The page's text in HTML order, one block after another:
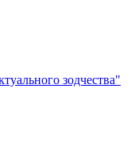
зодчества"